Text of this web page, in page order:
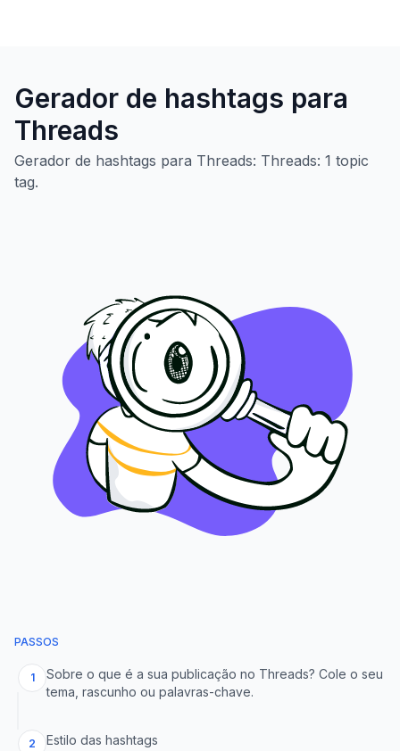
Gerador de hashtags para
Threads
Gerador de hashtags para Threads: Threads: 1 topic
tag.
PASSOS
1
Sobre o que é a sua publicação no Threads? Cole o seu
tema, rascunho ou palavras-chave.
2 Estilo das hashtags